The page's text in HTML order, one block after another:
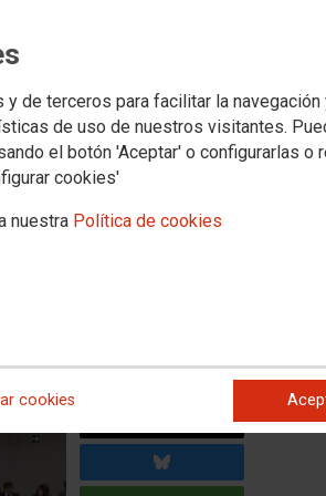
de terceros para facilitar la navegación
de uso de nuestros visitantes.
el botón 'Aceptar' o configurarlas o
cookies'
nuestra Política de cookies
cookies
diagnóstico que
propositiva del
del sindicato en la siguiente
cosas, en la apuesta indubitada
necesidad de abordar la situación
la totalidad de la plantilla.